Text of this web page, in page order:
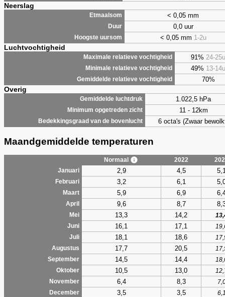
Neerslag
Etmaalsom < 0,05 mm
Duur 0,0 uur
Hoogste uursom < 0,05 mm 1-2u
Luchtvochtigheid
Maximale relatieve vochtigheid 91% 24-25u
Minimale relatieve vochtigheid 49% 13-14u
Gemiddelde relatieve vochtigheid 70%
Overig
Gemiddelde luchtdruk 1.022,5 hPa
Minimum opgetreden zicht 11 - 12km
Bedekkingsgraad van de bovenlucht 6 octa's (Zwaar
Maandgemiddelde temperaturen
Normaal 2022
Januari
2,9 4,5
Februari 3,2 6,1
Maart 5,9 6,9
April 9,6 8,7
Mei 13,3 14,2
Juni
16,1 17,1
Juli
18,1 18,6
Augustus
17,7 20,5
September
14,5 14,4
Oktober
10,5 13,0
November
6,4 8,3
December
3,5 3,5